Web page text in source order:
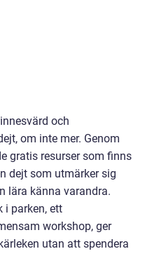
och
om inte mer. Genom
gratis resurser som finns
dejt som utmärker sig
lära känna varandra.
i parken, ett
workshop, ger
utan att spendera